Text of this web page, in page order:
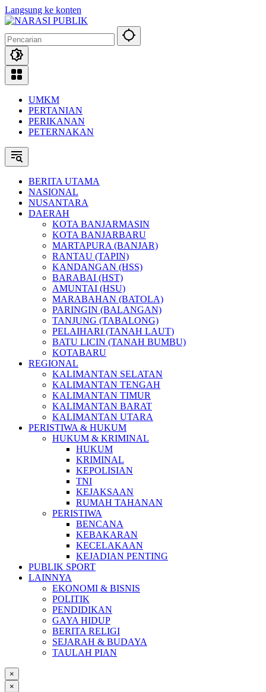
Langsung ke konten
UMKM
PERTANIAN
PERIKANAN
PETERNAKAN
BERITA UTAMA
NASIONAL
NUSANTARA
DAERAH
KOTA BANJARMASIN
KOTA BANJARBARU
MARTAPURA (BANJAR)
RANTAU (TAPIN)
KANDANGAN (HSS)
BARABAI (HST)
AMUNTAI (HSU)
MARABAHAN (BATOLA)
PARINGIN (BALANGAN)
TANJUNG (TABALONG)
PELAIHARI (TANAH LAUT)
BATU LICIN (TANAH BUMBU)
KOTABARU
REGIONAL
KALIMANTAN SELATAN
KALIMANTAN TENGAH
KALIMANTAN TIMUR
KALIMANTAN BARAT
KALIMANTAN UTARA
PERISTIWA & HUKUM
HUKUM & KRIMINAL
HUKUM
KRIMINAL
KEPOLISIAN
TNI
KEJAKSAAN
RUMAH TAHANAN
PERISTIWA
BENCANA
KEBAKARAN
KECELAKAAN
KEJADIAN PENTING
PUBLIK SPORT
LAINNYA
EKONOMI & BISNIS
POLITIK
PENDIDIKAN
GAYA HIDUP
BERITA RELIGI
SEJARAH & BUDAYA
TAULAH PIAN
×
×